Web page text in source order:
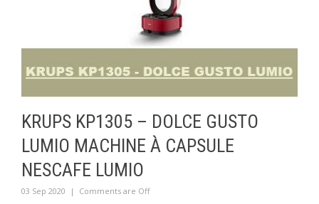
KRUPS KP1305 – DOLCE GUSTO
LUMIO MACHINE À CAPSULE
NESCAFE LUMIO
03 Sep 2020 | Comments are Off